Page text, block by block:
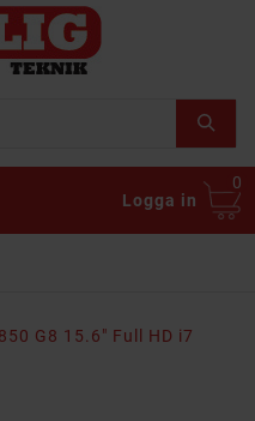
Logga in
0
G8 15.6" Full HD i7